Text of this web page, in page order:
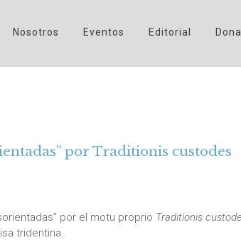
Nosotros Eventos Editorial
por Traditionis custodes
por el motu proprio Traditionis
tridentina.